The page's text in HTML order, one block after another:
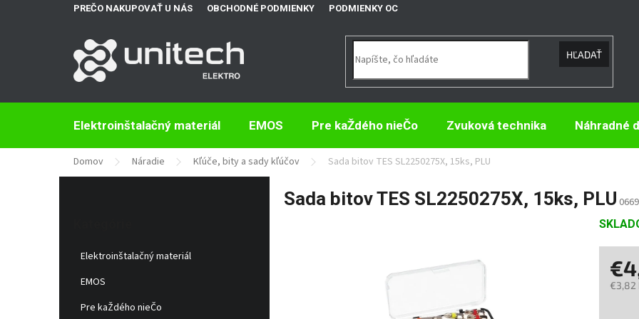
PREČO NAKUPOVAŤ U NÁS OBCHODNÉ PODMIENKY PODMIENKY OCHRANY OSOBNÝCH ÚDAJOV
HĽADAŤ
Elektroinštalačný materiál EMOS Pre kaŽdého nieČo Zvuková technika Náhradné
Domov Náradie Kľúče, bity a sady kľúčov Sada bitov TES SL2250275X, 15ks, PLU
Elektroinštalačný materiál
EMOS
Pre kaŽdého nieČo
Sada bitov TES SL2250275X, 15ks, PLU
€3,82